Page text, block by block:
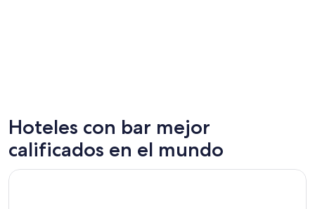
Las Vegas
Hoteles con bar mejor
calificados en el mundo
Se abrirá en una nueva ventana
Temple Bar Hotel Dublin by The Unlimited Collection